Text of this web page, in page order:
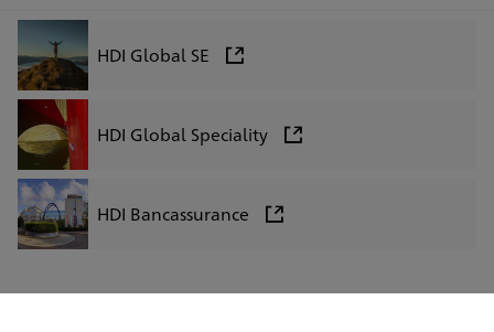
HDI Global SE
HDI Global Speciality
HDI Bancassurance